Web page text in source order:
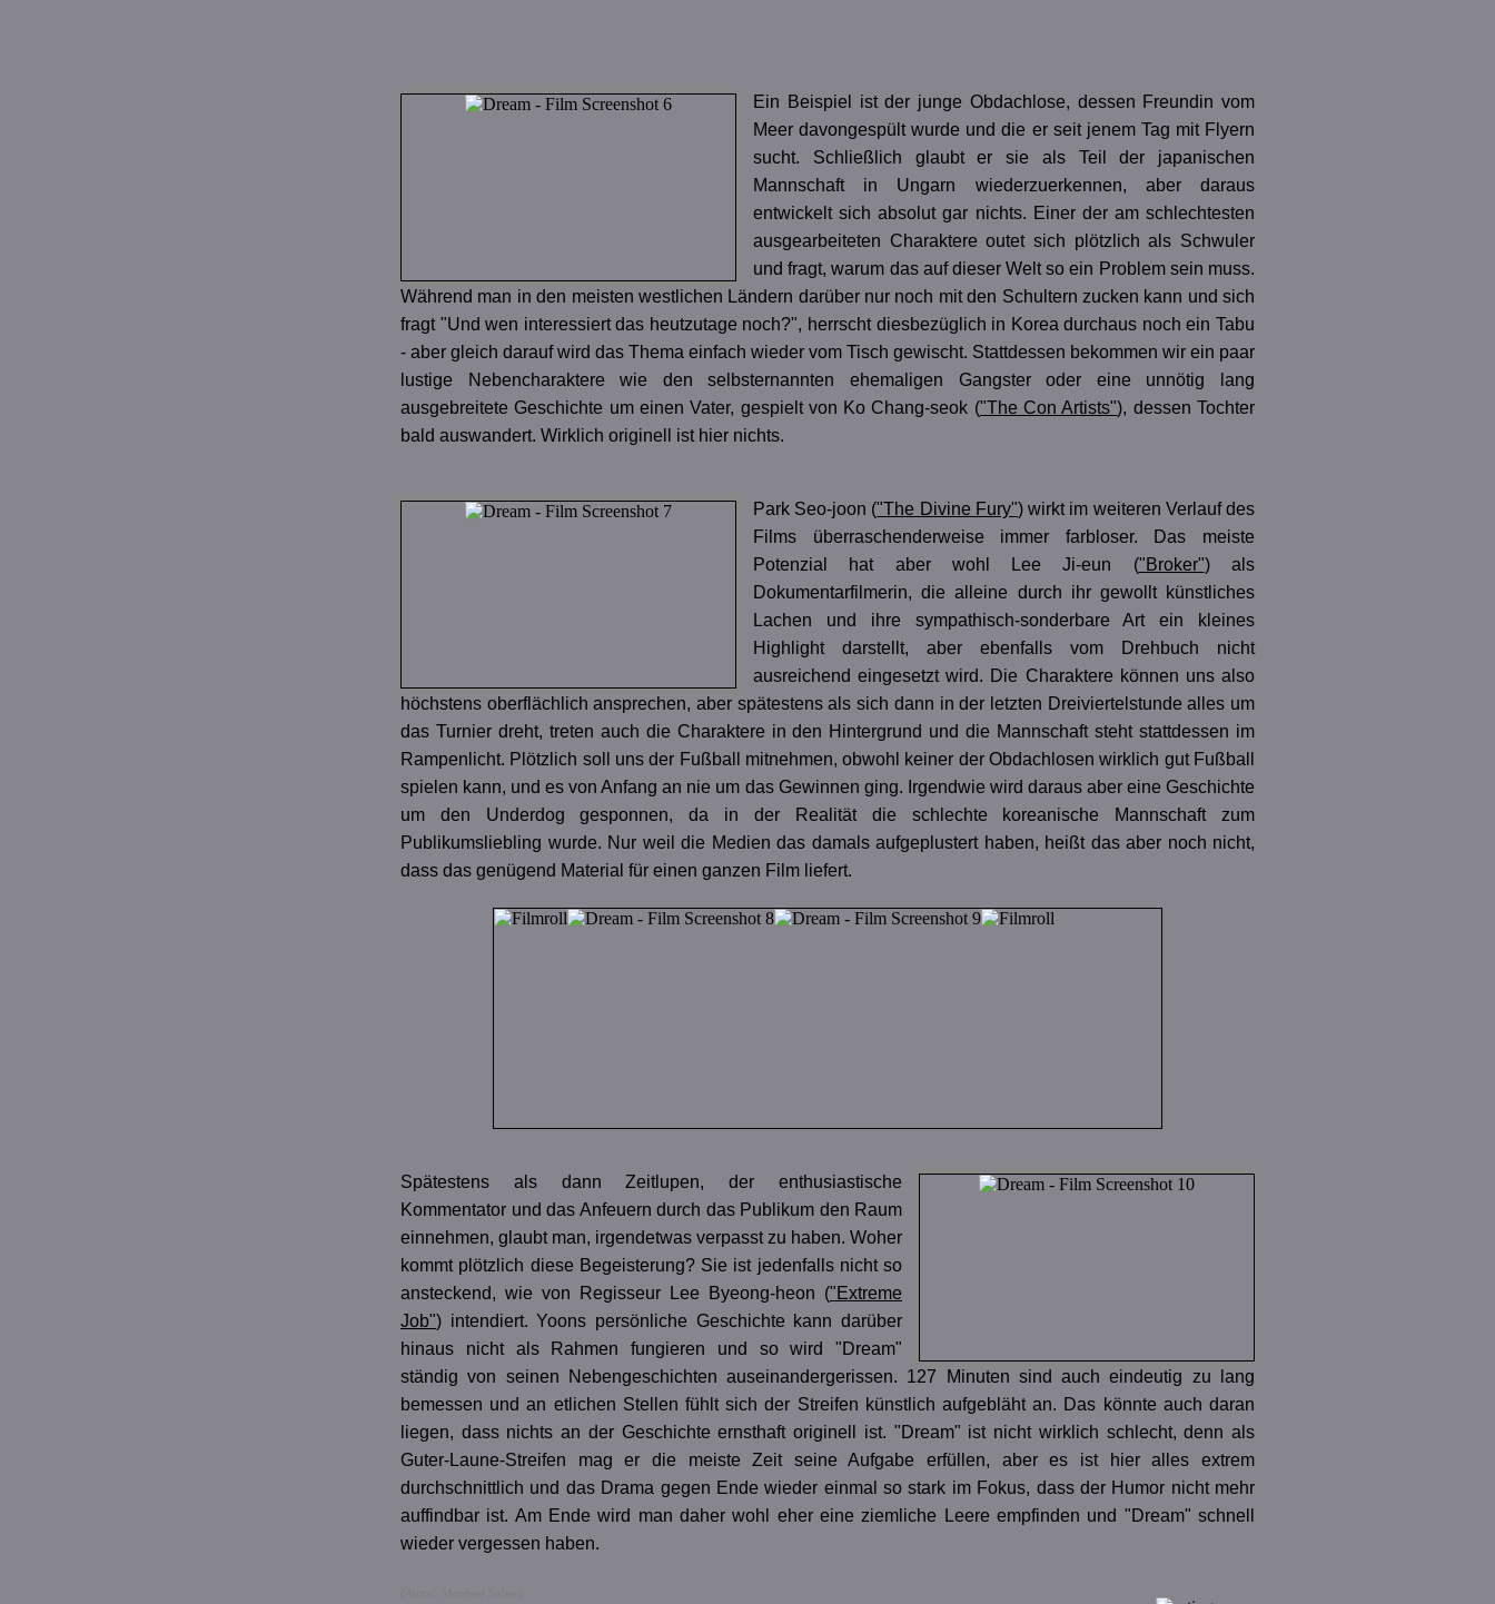
Ein Beispiel ist der junge Obdachlose, dessen Freundin vom
Meer davongespült wurde und die er seit jenem Tag mit Flyern
sucht. Schließlich glaubt er sie als Teil der japanischen
Mannschaft in Ungarn wiederzuerkennen, aber daraus
entwickelt sich absolut gar nichts. Einer der am schlechtesten
ausgearbeiteten Charaktere outet sich plötzlich als Schwuler
und fragt, warum das auf dieser Welt so ein Problem sein muss.
Während man in den meisten westlichen Ländern darüber nur noch mit den Schultern zucken kann und sich
fragt "Und wen interessiert das heutzutage noch?", herrscht diesbezüglich in Korea durchaus noch ein Tabu
- aber gleich darauf wird das Thema einfach wieder vom Tisch gewischt. Stattdessen bekommen wir ein paar
lustige Nebencharaktere wie den selbsternannten ehemaligen Gangster oder eine unnötig lang
ausgebreitete Geschichte um einen Vater, gespielt von Ko Chang-seok ("The Con Artists"), dessen Tochter
bald auswandert. Wirklich originell ist hier nichts.
Park Seo-joon ("The Divine Fury") wirkt im weiteren Verlauf des
Films überraschenderweise immer farbloser. Das meiste
Potenzial hat aber wohl Lee Ji-eun ("Broker") als
Dokumentarfilmerin, die alleine durch ihr gewollt künstliches
Lachen und ihre sympathisch-sonderbare Art ein kleines
Highlight darstellt, aber ebenfalls vom Drehbuch nicht
ausreichend eingesetzt wird. Die Charaktere können uns also
höchstens oberflächlich ansprechen, aber spätestens als sich dann in der letzten Dreiviertelstunde alles um
das Turnier dreht, treten auch die Charaktere in den Hintergrund und die Mannschaft steht stattdessen im
Rampenlicht. Plötzlich soll uns der Fußball mitnehmen, obwohl keiner der Obdachlosen wirklich gut Fußball
spielen kann, und es von Anfang an nie um das Gewinnen ging. Irgendwie wird daraus aber eine Geschichte
um den Underdog gesponnen, da in der Realität die schlechte koreanische Mannschaft zum
Publikumsliebling wurde. Nur weil die Medien das damals aufgeplustert haben, heißt das aber noch nicht,
dass das genügend Material für einen ganzen Film liefert.
Spätestens als dann Zeitlupen, der enthusiastische
Kommentator und das Anfeuern durch das Publikum den Raum
einnehmen, glaubt man, irgendetwas verpasst zu haben. Woher
kommt plötzlich diese Begeisterung? Sie ist jedenfalls nicht so
ansteckend, wie von Regisseur Lee Byeong-heon ("Extreme
Job") intendiert. Yoons persönliche Geschichte kann darüber
hinaus nicht als Rahmen fungieren und so wird "Dream"
ständig von seinen Nebengeschichten auseinandergerissen. 127 Minuten sind auch eindeutig zu lang
bemessen und an etlichen Stellen fühlt sich der Streifen künstlich aufgebläht an. Das könnte auch daran
liegen, dass nichts an der Geschichte ernsthaft originell ist. "Dream" ist nicht wirklich schlecht, denn als
Guter-Laune-Streifen mag er die meiste Zeit seine Aufgabe erfüllen, aber es ist hier alles extrem
durchschnittlich und das Drama gegen Ende wieder einmal so stark im Fokus, dass der Humor nicht mehr
auffindbar ist. Am Ende wird man daher wohl eher eine ziemliche Leere empfinden und "Dream" schnell
wieder vergessen haben.